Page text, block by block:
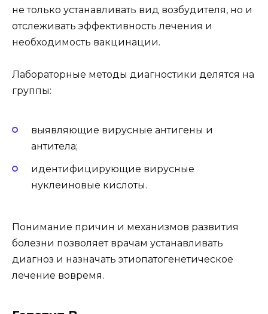
не только устанавливать вид возбудителя, но и
отслеживать эффективность лечения и
необходимость вакцинации.
Лабораторные методы диагностики делятся на
группы:
выявляющие вирусные антигены и
антитела;
идентифицирующие вирусные
нуклеиновые кислоты.
Понимание причин и механизмов развития
болезни позволяет врачам устанавливать
диагноз и назначать этиопатогенетическое
лечение вовремя.